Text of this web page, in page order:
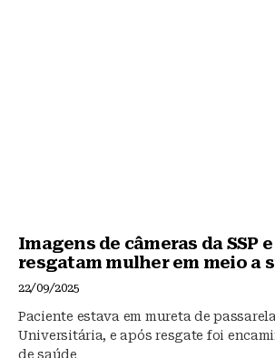
Imagens de câmeras da SSP e
resgatam mulher em meio a
22/09/2025
Paciente estava em mureta de
Universitária, e após resgate foi
de saúde